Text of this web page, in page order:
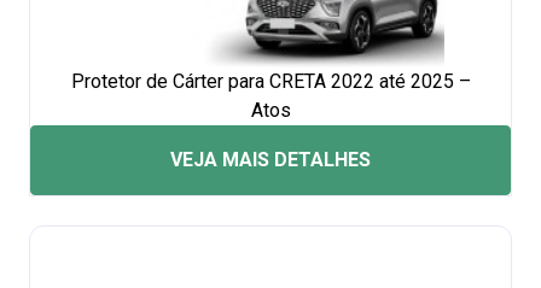
Protetor de Cárter para CRETA 2022 até 2025 –
Atos
VEJA MAIS DETALHES